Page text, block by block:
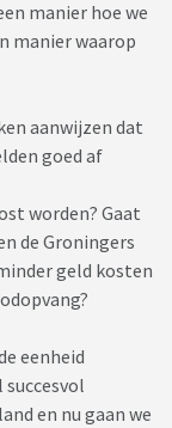
manier hoe we
manier waarop
aanwijzen dat
goed af
worden? Gaat
de Groningers
geld kosten
eenheid
en nu gaan we